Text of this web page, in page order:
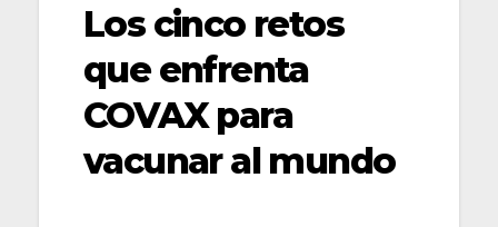
Los cinco retos
que enfrenta
COVAX para
vacunar al mundo